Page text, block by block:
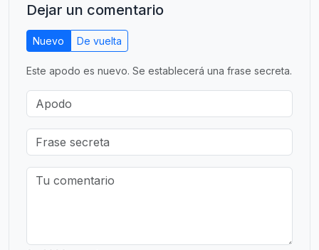
Dejar un comentario
Nuevo De vuelta
Este apodo es nuevo. Se establecerá una frase secreta.